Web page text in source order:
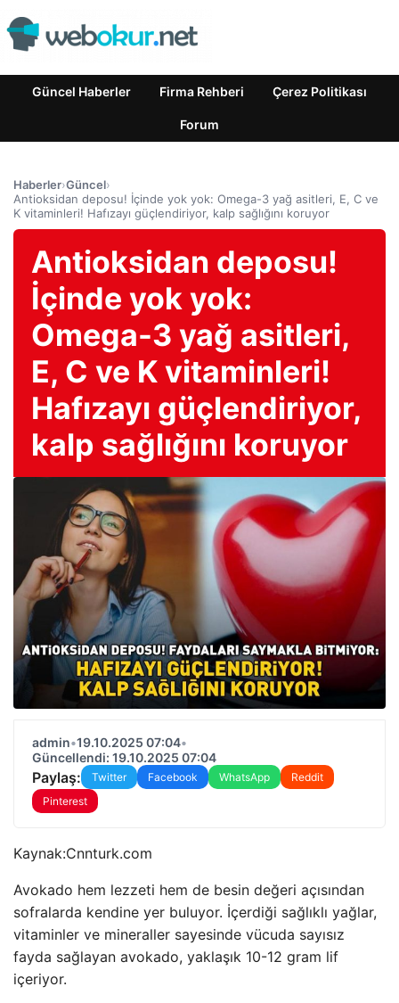
Güncel Haberler Firma Rehberi Çerez Politikası
Forum
Haberler›Güncel›
Antioksidan deposu! İçinde yok yok: Omega-3 yağ asitleri, E, C ve
K vitaminleri! Hafızayı güçlendiriyor, kalp sağlığını koruyor
Antioksidan deposu!
İçinde yok yok:
Omega-3 yağ asitleri,
E, C ve K vitaminleri!
Hafızayı güçlendiriyor,
kalp sağlığını koruyor
admin•19.10.2025 07:04•
Güncellendi: 19.10.2025 07:04
Paylaş: Twitter Facebook WhatsApp
Reddit
Pinterest
Kaynak:Cnnturk.com
Avokado hem lezzeti hem de besin değeri açısından
sofralarda kendine yer buluyor. İçerdiği sağlıklı yağlar,
vitaminler ve mineraller sayesinde vücuda sayısız
fayda sağlayan avokado, yaklaşık 10-12 gram lif
içeriyor.